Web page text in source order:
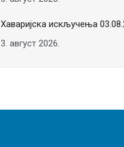
Хаваријска искључења
3. август 2026.